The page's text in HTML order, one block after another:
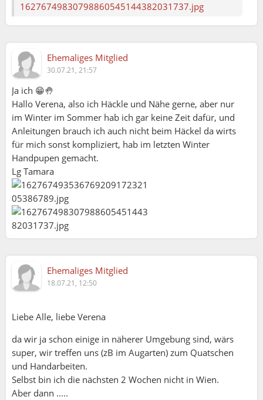
16276749830798860545144382031737.jpg
Ehemaliges Mitglied
30.07.21, 21:57
Ja ich 😁🤚
Hallo Verena, also ich Häckle und Nähe gerne, aber nur
im Winter im Sommer hab ich gar keine Zeit dafür, und
Anleitungen brauch ich auch nicht beim Häckel da wirts
für mich sonst kompliziert, hab im letzten Winter
Handpupen gemacht.
Lg Tamara
Ehemaliges Mitglied
18.07.21, 12:50
Liebe Alle, liebe Verena
da wir ja schon einige in näherer Umgebung sind, wärs
super, wir treffen uns (zB im Augarten) zum Quatschen
und Handarbeiten.
Selbst bin ich die nächsten 2 Wochen nicht in Wien.
Aber dann .....